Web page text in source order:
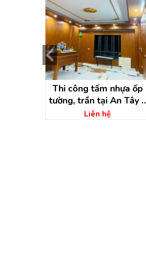
Thi công tấm nhựa ốp
tường, trần tại An Tây –
Bến Cát – Bình Dương
Liên hệ